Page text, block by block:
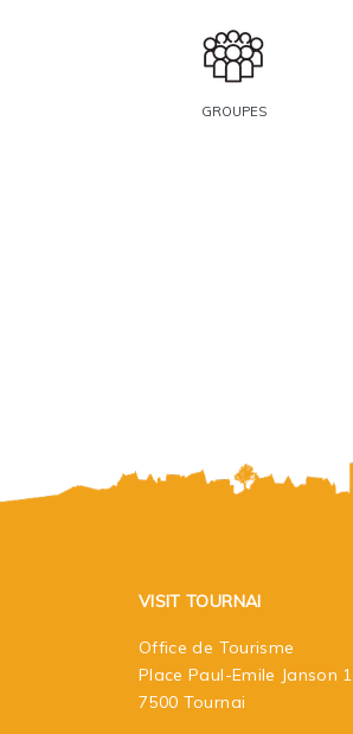
GROUPES
VISIT TOURNAI
Office de Tourisme
Place Paul-Emile Janson 1
7500 Tournai